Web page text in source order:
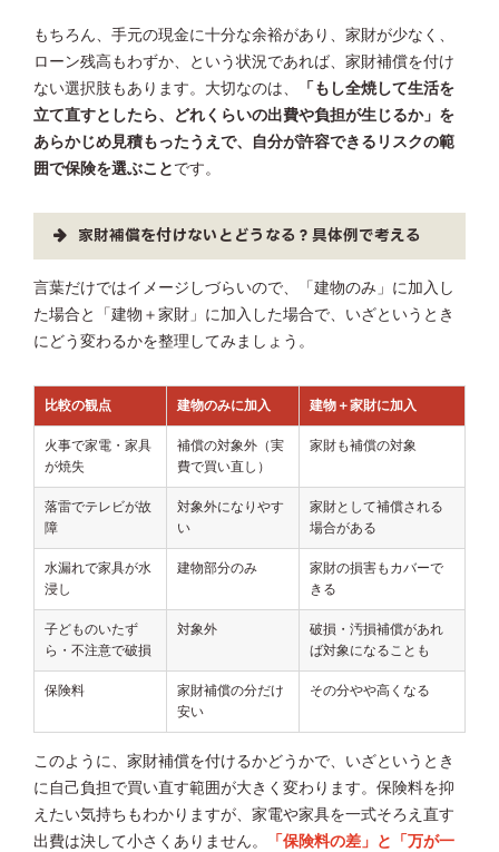
もちろん、手元の現金に十分な余裕があり、家財が少なく、
ローン残高もわずか、という状況であれば、家財補償を付け
ない選択肢もあります。大切なのは、
「もし全焼して生活を
立て直すとしたら、どれくらいの出費や負担が生じるか」を
あらかじめ見積もったうえで、自分が許容できるリスクの範
囲で保険を選ぶこと です。
家財補償を付けないとどうなる？具体例で考える
言葉だけではイメージしづらいので、「建物のみ」に加入し
た場合と「建物＋家財」に加入した場合で、いざというとき
にどう変わるかを整理してみましょう。
比較の観点 建物のみに加入 建物＋家財に加入
火事で家電・家具
が焼失
補償の対象外（実
費で買い直し）
家財も補償の対象
落雷でテレビが故
障
対象外になりやす
い
家財として補償される
場合がある
水漏れで家具が水
浸し
建物部分のみ
家財の損害もカバーで
きる
子どものいたず
ら・不注意で破損
対象外
破損・汚損補償があれ
ば対象になることも
保険料
家財補償の分だけ
安い
その分やや高くなる
このように、家財補償を付けるかどうかで、いざというとき
に自己負担で買い直す範囲が大きく変わります。保険料を抑
えたい気持ちもわかりますが、家電や家具を一式そろえ直す
出費は決して小さくありません。
「保険料の差」と「万が一